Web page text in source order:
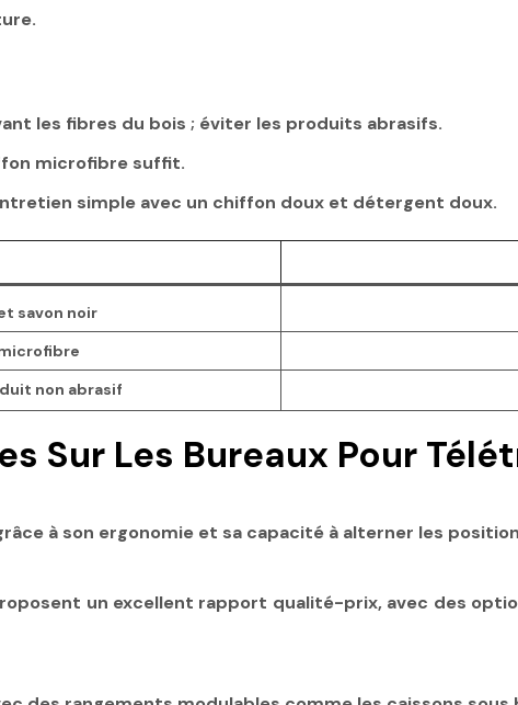
les fibres du bois ; éviter les produits abrasifs.
microfibre suffit.
simple avec un chiffon doux et détergent doux.
savon noir
non abrasif
Sur Les Bureaux Pour
à son ergonomie et sa capacité à alterner les
un excellent rapport qualité-prix, avec des